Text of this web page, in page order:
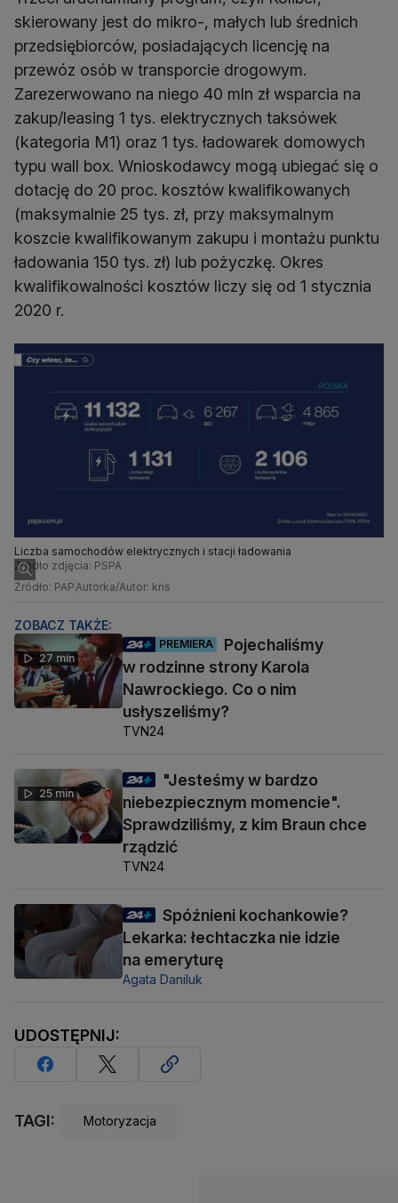
skierowany jest do mikro-, małych lub średnich
przedsiębiorców, posiadających licencję na
przewóz osób w transporcie drogowym.
Zarezerwowano na niego 40 mln zł wsparcia na
zakup/leasing 1 tys. elektrycznych taksówek
(kategoria M1) oraz 1 tys. ładowarek domowych
typu wall box. Wnioskodawcy mogą ubiegać się o
dotację do 20 proc. kosztów kwalifikowanych
(maksymalnie 25 tys. zł, przy maksymalnym
koszcie kwalifikowanym zakupu i montażu punktu
ładowania 150 tys. zł) lub pożyczkę. Okres
kwalifikowalności kosztów liczy się od 1 stycznia
2020 r.
Liczba samochodów elektrycznych i stacji ładowania
Źródło zdjęcia: PSPA
Źródło: PAP Autorka/Autor: kris
ZOBACZ TAKŻE:
27 min
PREMIERA
Pojechaliśmy
w rodzinne strony Karola
Nawrockiego. Co o nim
usłyszeliśmy?
TVN24
25 min
"Jesteśmy w bardzo
niebezpiecznym momencie".
Sprawdziliśmy, z kim Braun chce
rządzić
TVN24
Spóźnieni kochankowie?
Lekarka: łechtaczka nie idzie
na emeryturę
Agata Daniluk
UDOSTĘPNIJ:
TAGI: Motoryzacja